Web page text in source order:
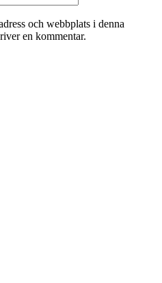
och webbplats i denna
en kommentar.